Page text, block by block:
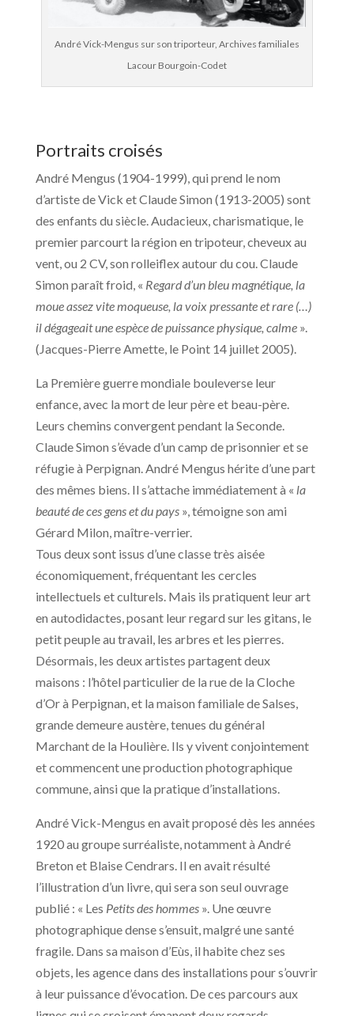
André Vick-Mengus sur son triporteur, Archives familiales
Lacour Bourgoin-Codet
Portraits croisés
André Mengus (1904-1999), qui prend le nom
d’artiste de Vick et Claude Simon (1913-2005) sont
des enfants du siècle. Audacieux, charismatique, le
premier parcourt la région en tripoteur, cheveux au
vent, ou 2 CV, son rolleiflex autour du cou. Claude
Simon paraît froid, « Regard d’un bleu magnétique, la
moue assez vite moqueuse, la voix pressante et rare (…)
il dégageait une espèce de puissance physique, calme».
(Jacques-Pierre Amette, le Point 14 juillet 2005).
La Première guerre mondiale bouleverse leur
enfance, avec la mort de leur père et beau-père.
Leurs chemins convergent pendant la Seconde.
Claude Simon s’évade d’un camp de prisonnier et se
réfugie à Perpignan. André Mengus hérite d’une part
des mêmes biens. Il s’attache immédiatement à « la
beauté de ces gens et du pays», témoigne son ami
Gérard Milon, maître-verrier.
Tous deux sont issus d’une classe très aisée
économiquement, fréquentant les cercles
intellectuels et culturels. Mais ils pratiquent leur art
en autodidactes, posant leur regard sur les gitans, le
petit peuple au travail, les arbres et les pierres.
Désormais, les deux artistes partagent deux
maisons : l’hôtel particulier de la rue de la Cloche
d’Or à Perpignan, et la maison familiale de Salses,
grande demeure austère, tenues du général
Marchant de la Houlière. Ils y vivent conjointement
et commencent une production photographique
commune, ainsi que la pratique d’installations.
André Vick-Mengus en avait proposé dès les années
1920 au groupe surréaliste, notamment à André
Breton et Blaise Cendrars. Il en avait résulté
l’illustration d’un livre, qui sera son seul ouvrage
publié : « Les Petits des hommes». Une œuvre
photographique dense s’ensuit, malgré une santé
fragile. Dans sa maison d’Eùs, il habite chez ses
objets, les agence dans des installations pour s’ouvrir
à leur puissance d’évocation. De ces parcours aux